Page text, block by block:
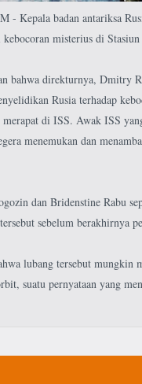
Kepala badan antariksa
misterius di
bahwa direkturnya, Dmitry
Rusia terhadap
merapat di ISS. Awak ISS
menemukan dan
dan Bridenstine Rabu
sebelum berakhirnya
lubang tersebut mungkin
suatu pernyataan yang